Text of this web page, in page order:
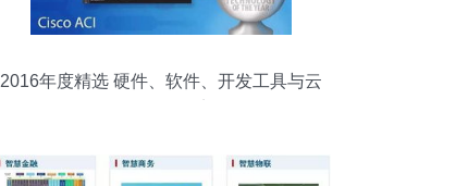
2016年度精选 硬件、软件、开发工具与云